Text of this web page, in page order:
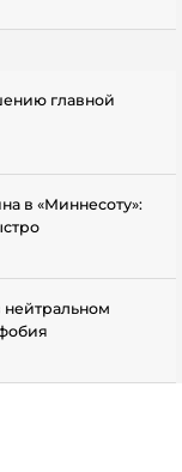
главной
в «Миннесоту»: